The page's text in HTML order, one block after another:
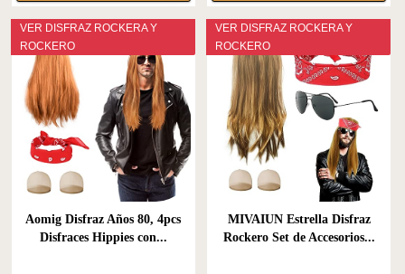
VER DISFRAZ ROCKERA Y
ROCKERO
Aomig Disfraz Años 80, 4pcs
Disfraces Hippies con...
VER DISFRAZ ROCKERA Y
ROCKERO
MIVAIUN Estrella Disfraz
Rockero Set de Accesorios...